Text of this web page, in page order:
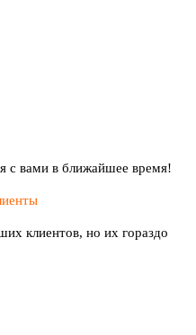
с вами в ближайшее время!
клиентов, но их гораздо